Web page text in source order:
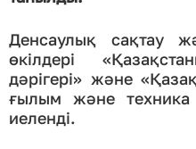
Денсаулық сақтау
өкілдері
дәрігері» және
ғылым және техника
иеленді.